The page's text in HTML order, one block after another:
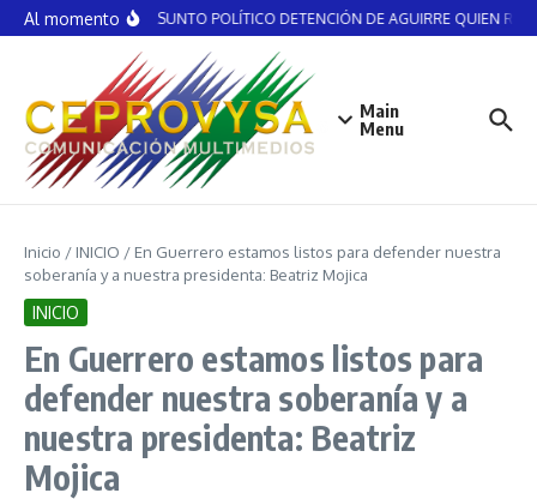
Saltar al contenido
Al momentoNO ES ASUNTO POLÍTICO DETENCIÓN DE AGUIRRE QUIEN
Main
Menu
Inicio / INICIO / En Guerrero estamos listos para defender nuestra
soberanía y a nuestra presidenta: Beatriz Mojica
INICIO
En Guerrero estamos listos para
defender nuestra soberanía y a
nuestra presidenta: Beatriz
Mojica